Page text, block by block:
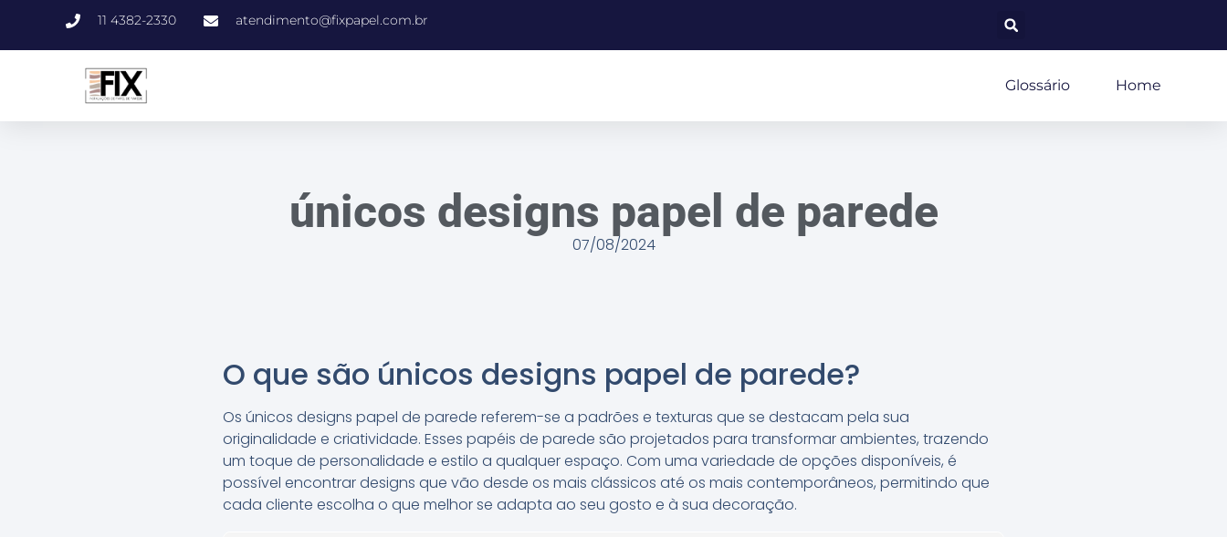
11 4382-2330 atendimento@fixpapel.com.br
Glossário Home
únicos designs papel de parede
07/08/2024
O que são únicos designs papel de parede?
Os únicos designs papel de parede referem-se a padrões e texturas que se destacam pela sua
originalidade e criatividade. Esses papéis de parede são projetados para transformar ambientes, trazendo
um toque de personalidade e estilo a qualquer espaço. Com uma variedade de opções disponíveis, é
possível encontrar designs que vão desde os mais clássicos até os mais contemporâneos, permitindo que
cada cliente escolha o que melhor se adapta ao seu gosto e à sua decoração.